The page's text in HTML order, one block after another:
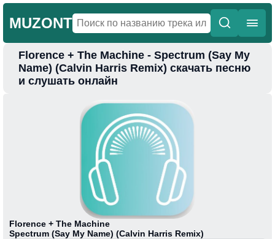
MUZONT
Главная
Новинки
Florence + The Machine - Spectrum (Say My
Name) (Calvin Harris Remix) скачать песню
и слушать онлайн
Florence + The Machine
Spectrum (Say My Name) (Calvin Harris Remix)